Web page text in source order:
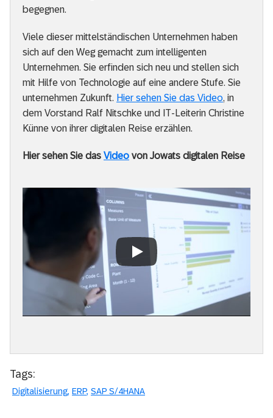
begegnen.
Viele dieser mittelständischen Unternehmen haben
sich auf den Weg gemacht zum intelligenten
Unternehmen. Sie erfinden sich neu und stellen sich
mit Hilfe von Technologie auf eine andere Stufe. Sie
unternehmen Zukunft. Hier sehen Sie das Video, in
dem Vorstand Ralf Nitschke und IT-Leiterin Christine
Künne von ihrer digitalen Reise erzählen.
Hier sehen Sie das Video von Jowats digitalen Reise
Always allow YouTube
Tags:
Digitalisierung ERP SAP S/4HANA